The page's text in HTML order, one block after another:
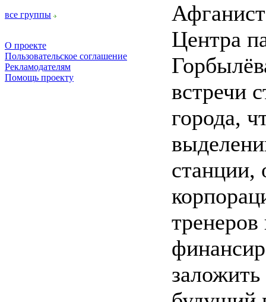
все группы
О проекте
Пользовательское соглашение
Рекламодателям
Помощь проекту
Центра
встречи
города,
станции,